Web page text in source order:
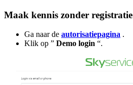
Maak kennis zonder registratie
Ga naar de autorisatiepagina .
Klik op ” Demo login “.